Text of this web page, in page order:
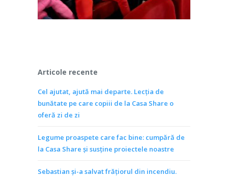
Articole recente
Cel ajutat, ajută mai departe. Lecția de
bunătate pe care copiii de la Casa Share o
oferă zi de zi
Legume proaspete care fac bine: cumpără de
la Casa Share și susține proiectele noastre
Sebastian și-a salvat frățiorul din incendiu.